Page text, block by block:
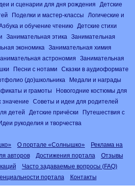
и сценарии для дня рождения
Детские
Поделки и мастер-классы
Логические и
и обучение чтению
Детские стихи
Занимательная этика
Занимательная
экономика
Занимательная химия
астрономия
Занимательная
Песни с нотами
Сказки в аудиоформате
(до)школьника
Медали и награды
и грамоты
Новогодние костюмы для
значение
Советы и идеи для родителей
детей
Детские причёски
Путешествия с
рукоделия и творчества
О портале «Солнышко»
Реклама на
авторов Достижения портала
Отзывы
Часто задаваемые вопросы (FAQ)
портала
Контакты